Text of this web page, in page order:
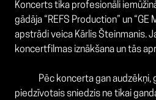
Koncerts tika profesionāli
gādāja “REFS Production” un “GE
apstrādi veica Kārlis Šteinmanis.
koncertfilmas iznākšana un tās
Pēc koncerta gan audzēkņi,
piedzīvotais sniedzis ne tikai